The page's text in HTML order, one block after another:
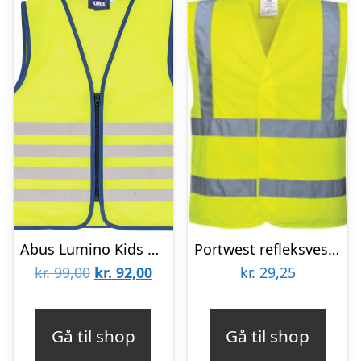
Abus Lumino Kids Refleksvest – Gul
kr.99,00 Den
var:
kr. 92,00Den
Gå til shop
Portwest refleksvest, Hi-Vis Gul, S/M
kr. 29,25
Gå til shop